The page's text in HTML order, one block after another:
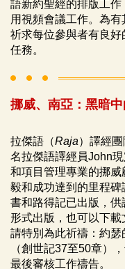
語新約聖經的排版工
用視頻會議工作。為有
祈求每位參與者有良
任務。
挪威、南亞：黑暗
拉傑語（Raja）譯經
名拉傑語譯經員John
和項目管理專業的挪
毅和成功達到的里程
書和路得記已出版，
形式出版，也可以下載
請特別為此祈禱：約
（創世記37至50章）
最後審核工作禱告。